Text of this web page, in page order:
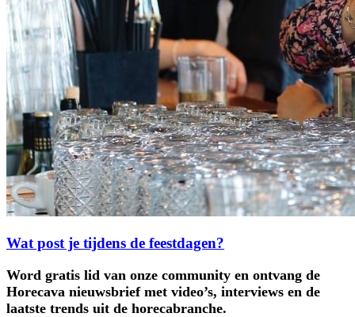
Wat post je tijdens de feestdagen?
Word gratis lid van onze community en ontvang de
Horecava nieuwsbrief met video’s, interviews en de
laatste trends uit de horecabranche.